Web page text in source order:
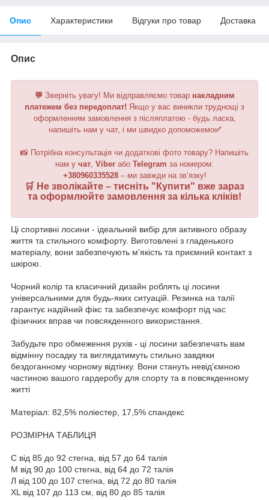
Опис Характеристики Відгуки про товар Доставка
Опис
💬 Зверніть увагу! Ми відправляємо товар накладним
платежем без передоплат! Якщо у вас виникли труднощі з
оформленням замовлення з післяплатою - будь ласка,
напишіть нам у чат, і ми швидко допоможемо✅
📸 Потрібна консультація чи додаткові фото товару? Напишіть
нам у чат Viber або Telegram за номером:
+380960335528– ми завжди на зв’язку!
🛒 Не зволікайте – тисніть " Купити" вже зараз
та оформлюйте замовлення за кілька кліків!
Ці спортивні лосини - ідеальний вибір для активного образу
життя та стильного комфорту. Виготовлені з гладенького
матеріалу, вони забезпечують м'якість та приємний контакт з
шкірою.
Чорний колір та класичний дизайн роблять ці лосини
універсальними для будь-яких ситуацій. Резинка на талії
гарантує надійний фікс та забезпечує комфорт під час
фізичних вправ чи повсякденного використання.
Забудьте про обмеження рухів - ці лосини забезпечать вам
відмінну посадку та виглядатимуть стильно завдяки
бездоганному чорному відтінку. Вони стануть невід'ємною
частиною вашого гардеробу для спорту та в повсякденному
житті
Матеріал: 82,5% поліестер, 17,5% спандекс
РОЗМІРНА ТАБЛИЦЯ
С від 85 до 92 стегна, від 57 до 64 талія
М від 90 до 100 стегна, від 64 до 72 талія
Л від 100 до 107 стегна, від 72 до 80 талія
ХL від 107 до 113 см, від 80 до 85 талія